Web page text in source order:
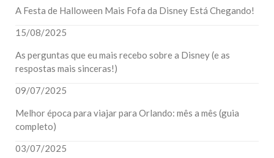
A Festa de Halloween Mais Fofa da Disney Está Chegando!
15/08/2025
As perguntas que eu mais recebo sobre a Disney (e as
respostas mais sinceras!)
09/07/2025
Melhor época para viajar para Orlando: mês a mês (guia
completo)
03/07/2025